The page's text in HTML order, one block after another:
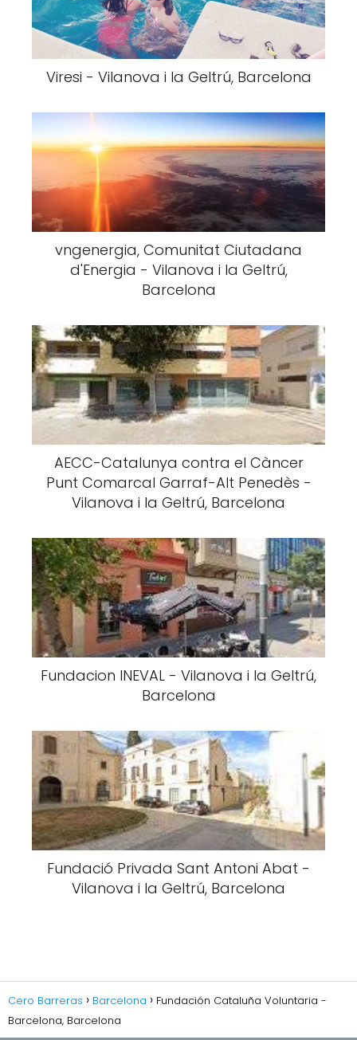
Viresi - Vilanova i la Geltrú, Barcelona
vngenergia, Comunitat Ciutadana
d'Energia - Vilanova i la Geltrú,
Barcelona
AECC-Catalunya contra el Càncer
Punt Comarcal Garraf-Alt Penedès -
Vilanova i la Geltrú, Barcelona
Fundacion INEVAL - Vilanova i la Geltrú,
Barcelona
Fundació Privada Sant Antoni Abat -
Vilanova i la Geltrú, Barcelona
Cero Barreras Barcelona
Fundación Cataluña Voluntaria -
Barcelona, Barcelona